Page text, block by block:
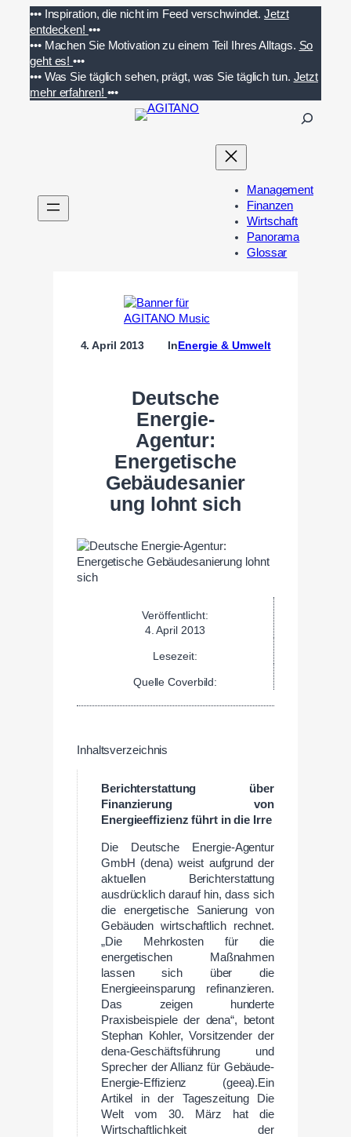
Inhalt
springen
••• Inspiration, die nicht im Feed verschwindet. Jetzt
entdecken! •••
••• Machen Sie Motivation zu einem Teil Ihres Alltags. So
geht es!•••
••• Was Sie täglich sehen, prägt, was Sie täglich tun. Jetzt
mehr erfahren! •••
n
Management
Finanzen
Wirtschaft
Panorama
Glossar
4. April 2013 InEnergie & Umwelt
Deutsche
Energie-
Agentur:
Energetische
Gebäudesanier
ung lohnt sich
Veröffentlicht:
4. April 2013
Lesezeit:
Quelle Coverbild:
Inhaltsverzeichnis
Berichterstattung über
Finanzierung von
Energieeffizienz führt in die Irre
Die Deutsche Energie-Agentur
GmbH (dena) weist aufgrund der
aktuellen Berichterstattung
ausdrücklich darauf hin, dass sich
die energetische Sanierung von
Gebäuden wirtschaftlich rechnet.
„Die Mehrkosten für die
energetischen Maßnahmen
lassen sich über die
Energieeinsparung refinanzieren.
Das zeigen hunderte
Praxisbeispiele der dena“, betont
Stephan Kohler, Vorsitzender der
dena-Geschäftsführung und
Sprecher der Allianz für Gebäude-
Energie-Effizienz (geea).Ein
Artikel in der Tageszeitung Die
Welt vom 30. März hat die
Wirtschaftlichkeit der